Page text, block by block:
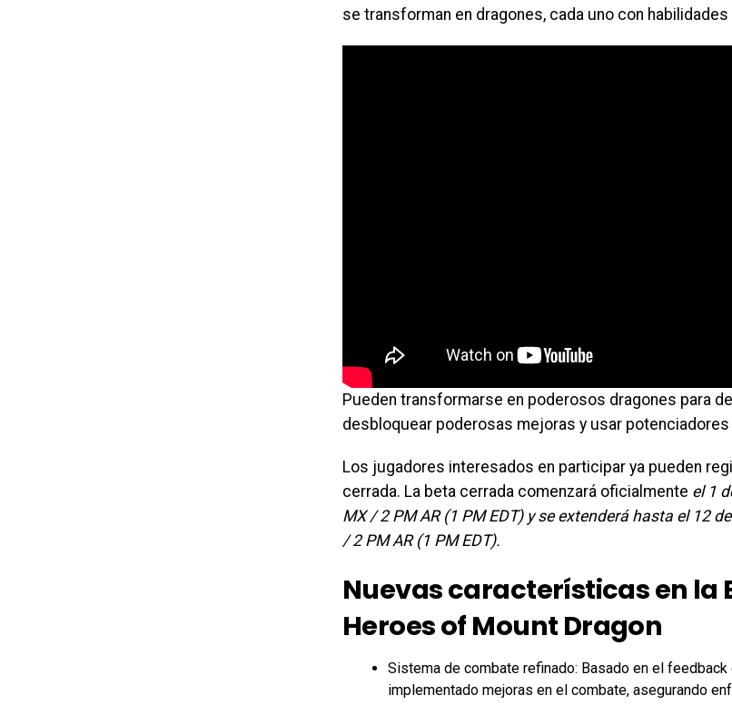
se transforman en dragones, cada uno con
Pueden transformarse en poderosos dragones para
desbloquear poderosas mejoras y usar
Los jugadores interesados en participar ya pueden
cerrada. La beta cerrada comenzará oficialmente el 1
MX / 2 PM AR (1 PM EDT) y se extenderá hasta el 12
/ 2 PM AR (1 PM EDT).
Nuevas características en la
Heroes of Mount Dragon
Sistema de combate refinado: Basado en el feedback
implementado mejoras en el combate, asegurando